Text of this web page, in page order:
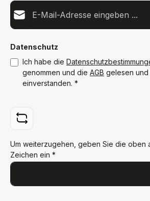
E-Mail-Adresse*
Datenschutz
Ich habe die
genommen und die AGB gelesen und
einverstanden. *
Um weiterzugehen, geben Sie die oben
Zeichen ein *